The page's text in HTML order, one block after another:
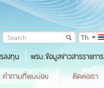
Th
ลงทุน
พรบ.ข้อมูลข่าวสารราชการ
คำถามที่พบบ่อย ติดต่อเรา